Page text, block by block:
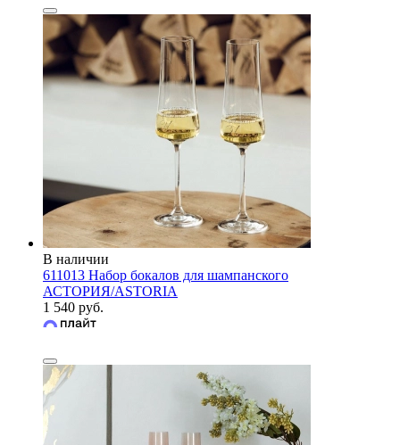
В наличии
611013 Набор бокалов для шампанского
АСТОРИЯ/ASTORIA
1 540 руб.